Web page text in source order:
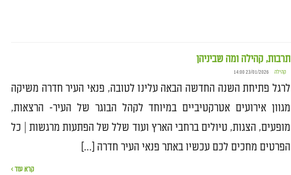
תרבות, קהילה ומה שביניהן
קהילה 23/01/2026 14:00
לרגל פתיחת השנה החדשה הבאה עלינו לטובה, פנאי העיר חדרה משיקה
מגוון אירועים אטרקטיביים במיוחד לקהל הבוגר של העיר- הרצאות,
מופעים, הצגות, טיולים ברחבי הארץ ועוד שלל של הפתעות מרגשות | כל
הפרטים מחכים לכם עכשיו באתר פנאי העיר חדרה […]
קרא עוד ›